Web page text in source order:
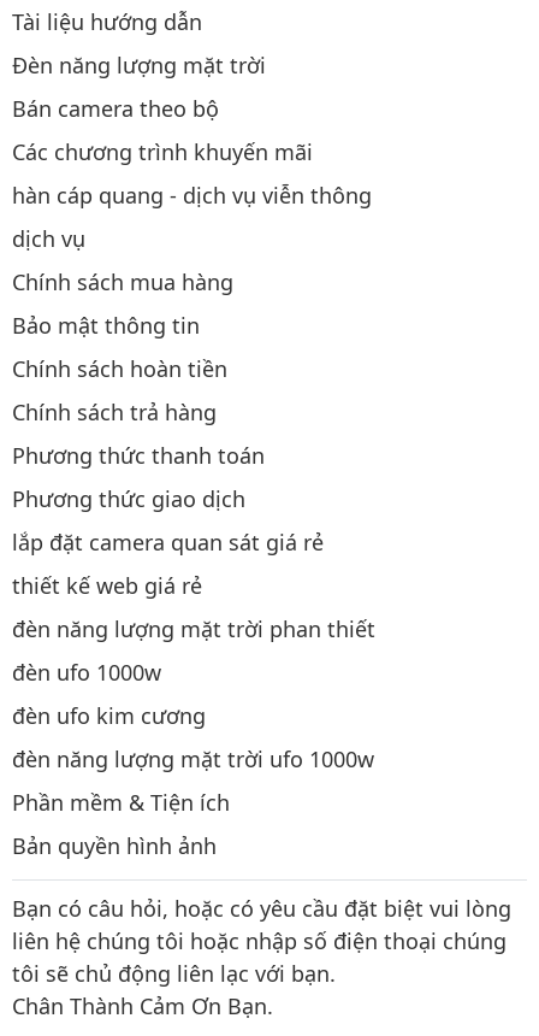
Tài liệu hướng dẫn
Đèn năng lượng mặt trời
Bán camera theo bộ
Các chương trình khuyến mãi
hàn cáp quang - dịch vụ viễn thông
dịch vụ
Chính sách mua hàng
Bảo mật thông tin
Chính sách hoàn tiền
Chính sách trả hàng
Phương thức thanh toán
Phương thức giao dịch
lắp đặt camera quan sát giá rẻ
thiết kế web giá rẻ
đèn năng lượng mặt trời phan thiết
đèn ufo 1000w
đèn ufo kim cương
đèn năng lượng mặt trời ufo 1000w
Phần mềm & Tiện ích
Bản quyền hình ảnh
Bạn có câu hỏi, hoặc có yêu cầu đặt biệt vui lòng
liên hệ chúng tôi hoặc nhập số điện thoại chúng
tôi sẽ chủ động liên lạc với bạn.
Chân Thành Cảm Ơn Bạn.